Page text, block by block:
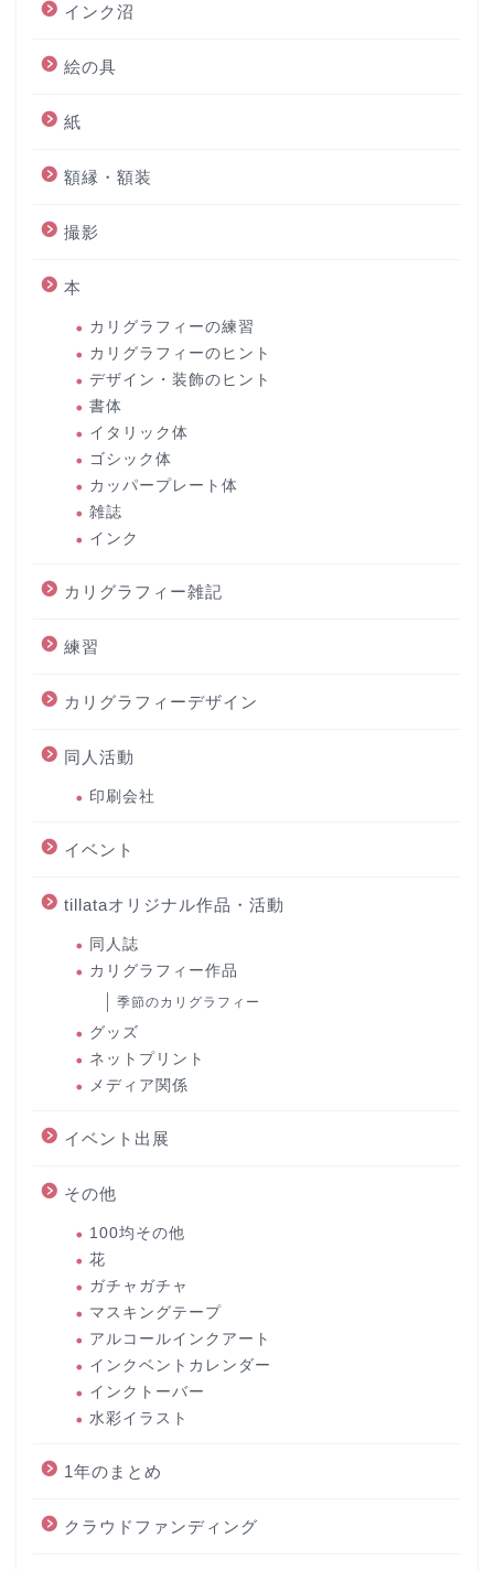
インク沼
絵の具
紙
額縁・額装
撮影
本
カリグラフィーの練習
カリグラフィーのヒント
デザイン・装飾のヒント
書体
イタリック体
ゴシック体
カッパープレート体
雑誌
インク
カリグラフィー雑記
練習
カリグラフィーデザイン
同人活動
印刷会社
イベント
tillataオリジナル作品・活動
同人誌
カリグラフィー作品
季節のカリグラフィー
グッズ
ネットプリント
メディア関係
イベント出展
その他
100均その他
花
ガチャガチャ
マスキングテープ
アルコールインクアート
インクベントカレンダー
インクトーバー
水彩イラスト
1年のまとめ
クラウドファンディング